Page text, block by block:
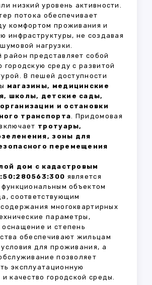
низкий уровень активности.
потока обеспечивает
комфортом проживания и
инфраструктуры, не создавая
нагрузки.
представляет собой
городскую среду с развитой
В пешей доступности
магазины, медицинские
школы, детские сады,
и остановки
транспорта. Придомовая
тротуары,
зоны для
перемещения
дом с кадастровым
является
объектом
соответствующим
многоквартирных
параметры,
и степень
обеспечивают жильцам
для проживания, а
позволяет
эксплуатационную
и качество городской среды.